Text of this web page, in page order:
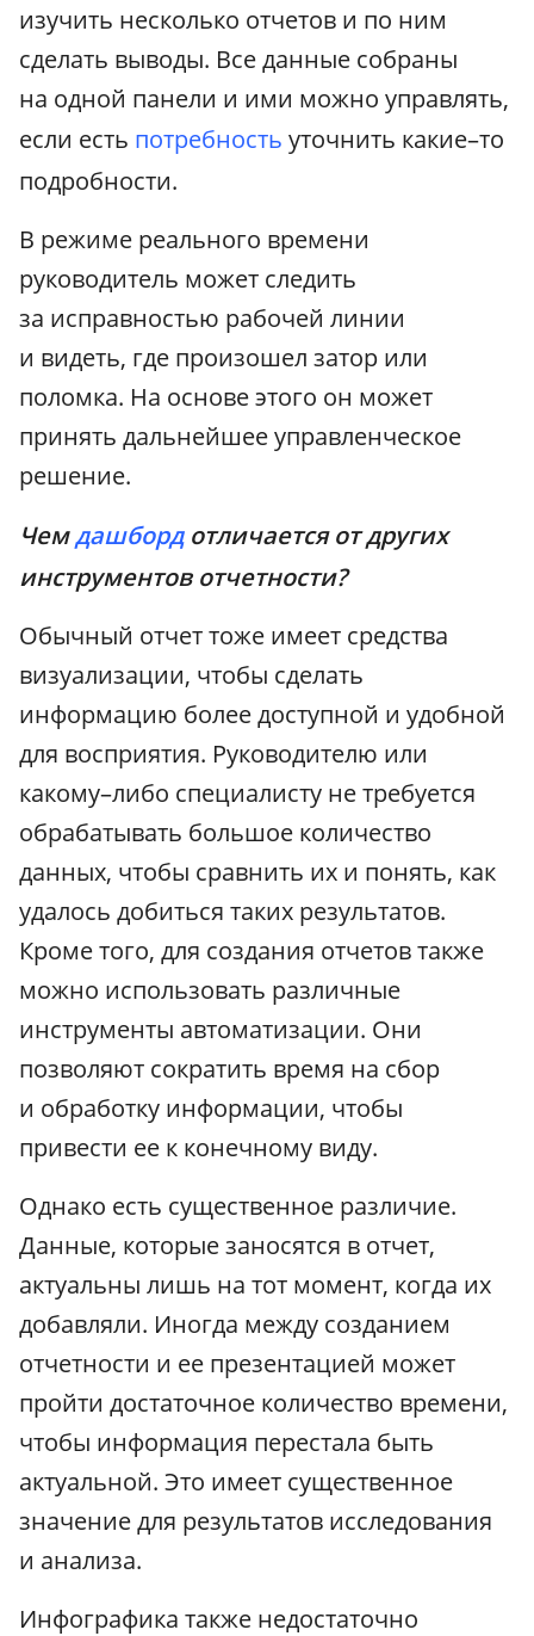
изучить несколько отчетов и по ним
сделать выводы. Все данные собраны
на одной панели и ими можно управлять,
если есть потребность уточнить какие–то
подробности.
В режиме реального времени
руководитель может следить
за исправностью рабочей линии
и видеть, где произошел затор или
поломка. На основе этого он может
принять дальнейшее управленческое
решение.
Чемдашбордотличается от других
инструментов отчетности?
Обычный отчет тоже имеет средства
визуализации, чтобы сделать
информацию более доступной и удобной
для восприятия. Руководителю или
какому–либо специалисту не требуется
обрабатывать большое количество
данных, чтобы сравнить их и понять, как
удалось добиться таких результатов.
Кроме того, для создания отчетов также
можно использовать различные
инструменты автоматизации. Они
позволяют сократить время на сбор
и обработку информации, чтобы
привести ее к конечному виду.
Однако есть существенное различие.
Данные, которые заносятся в отчет,
актуальны лишь на тот момент, когда их
добавляли. Иногда между созданием
отчетности и ее презентацией может
пройти достаточное количество времени,
чтобы информация перестала быть
актуальной. Это имеет существенное
значение для результатов исследования
и анализа.
Инфографика также недостаточно